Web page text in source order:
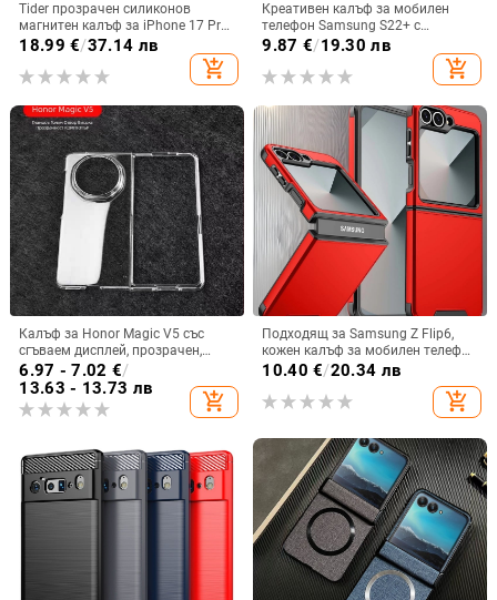
Tider прозрачен силиконов
магнитен калъф за iPhone 17 Pro
Max, защита срещу падане,
18.99 €/37.14 лв
add_shopping_cart
Креативен калъф за мобилен
телефон Samsung S22+ с
остъклено цвете, защита от
падане, Ultra Film Case за Apple
13
9.87 €/19.30 лв
add_shopping_cart
Калъф за Honor Magic V5 със
сгъваем дисплей, прозрачен,
лъскав, PC материал
6.97 - 7.02 €/
13.63 - 13.73 лв
add_shopping_cart
Подходящ за Samsung Z Flip6,
кожен калъф за мобилен телефон
Flip5, твърд двустранен калъф
против падане за Flip7, защитен
калъф Armor
10.40 €/20.34 лв
add_shopping_cart